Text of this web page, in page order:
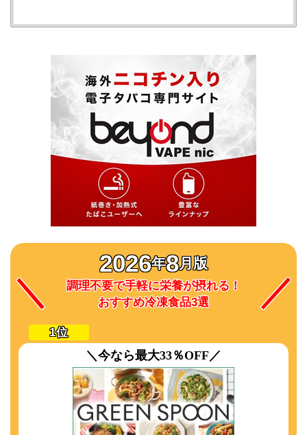
2026年8月版
調理不要で手軽に栄養が摂れる！
おすすめ冷凍食品3選
＼今なら最大33％OFF／